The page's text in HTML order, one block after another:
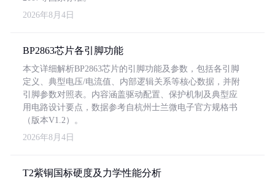
2026年8月4日
BP2863芯片各引脚功能
本文详细解析BP2863芯片的引脚功能及参数，包括各引脚
定义、典型电压/电流值、内部逻辑关系等核心数据，并附
引脚参数对照表。内容涵盖驱动配置、保护机制及典型应
用电路设计要点，数据参考自杭州士兰微电子官方规格书
（版本V1.2）。
2026年8月4日
T2紫铜国标硬度及力学性能分析